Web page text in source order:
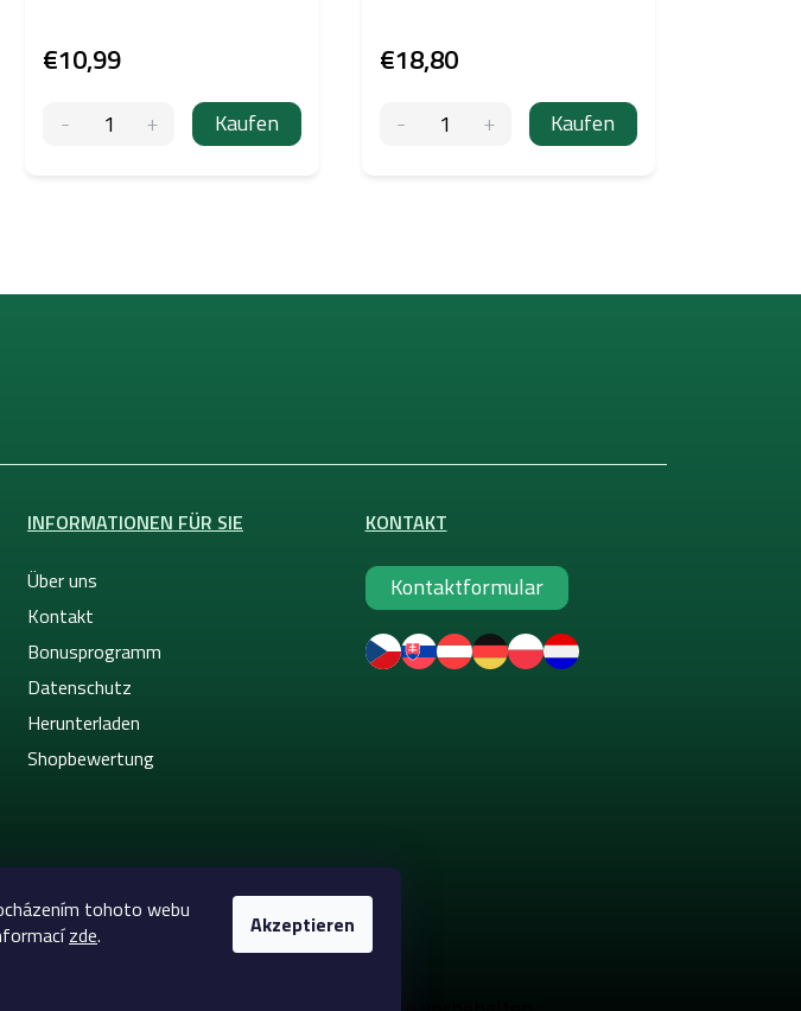
tohoto webu
zde. Akzeptieren
€10,99
Kaufen
€18,80
Kaufen
INFORMATIONEN FÜR SIE
Über uns
Kontakt
Bonusprogramm
Datenschutz
Herunterladen
Shopbewertung
KONTAKT
Kontaktformular